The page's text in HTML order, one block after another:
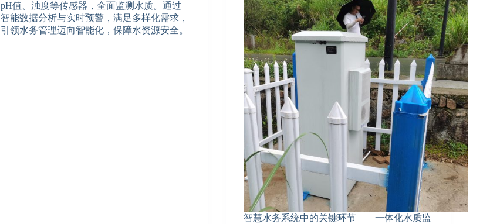
pH值、浊度等传感器，全面监测水质。通过
智能数据分析与实时预警，满足多样化需求，
引领水务管理迈向智能化，保障水资源安全。
智慧水务系统中的关键环节——一体化水质监